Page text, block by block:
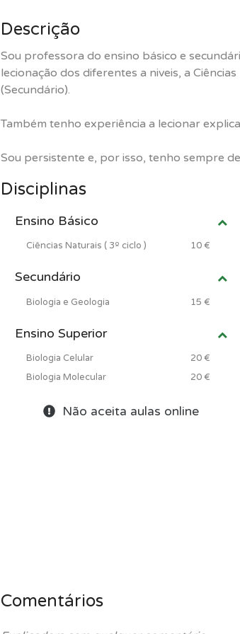
Descrição
Sou professora do ensino básico e
lecionação dos diferentes a niveis, a
(Secundário).
Também tenho experiência a lecionar
Sou persistente e, por isso, tenho sempre
Disciplinas
Ensino Básico
Ciências Naturais ( 3º ciclo ) 10 €
Secundário
Biologia e Geologia 15 €
Ensino Superior
Biologia Celular
20 €
Biologia Molecular
20 €
Não aceita aulas online
Comentários